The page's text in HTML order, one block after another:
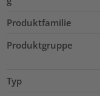
Produktfamilie
Produktgruppe
Typ